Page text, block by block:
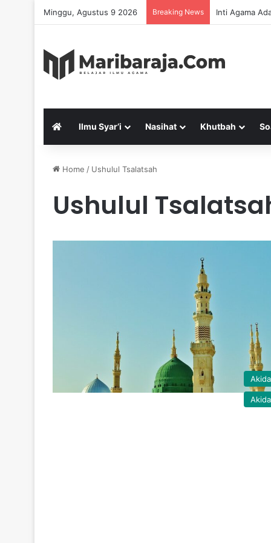
Minggu, Agustus 9 2026 Breaking News Inti Agama
Ilmu Syar’i Nasihat Khutbah
Home / Ushulul Tsalatsah
Ushulul